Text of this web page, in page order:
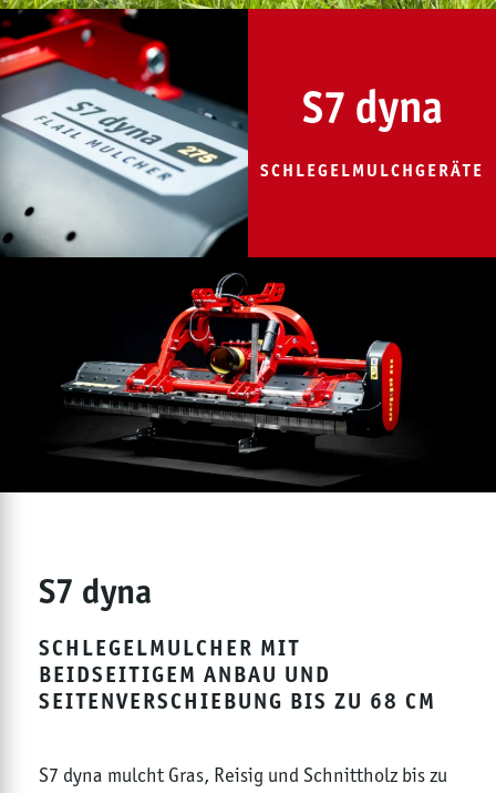
S7 dyna
SCHLEGELMULCHGERÄTE
S7 dyna
SCHLEGELMULCHER MIT
BEIDSEITIGEM ANBAU UND
SEITENVERSCHIEBUNG BIS ZU 68 CM
S7 dyna mulcht Gras, Reisig und Schnittholz bis zu